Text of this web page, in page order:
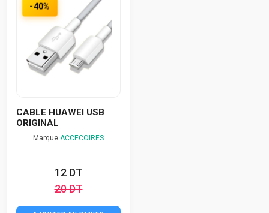
-40%
CABLE HUAWEI USB
ORIGINAL
Marque ACCECOIRES
12 DT
20 DT